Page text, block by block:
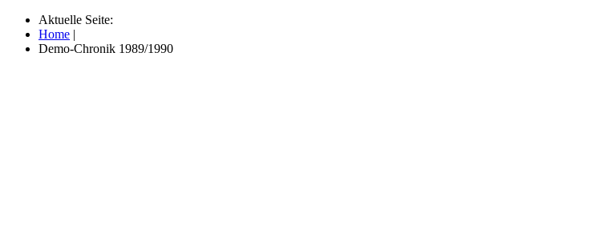
Aktuelle Seite:
Home |
Demo-Chronik 1989/1990